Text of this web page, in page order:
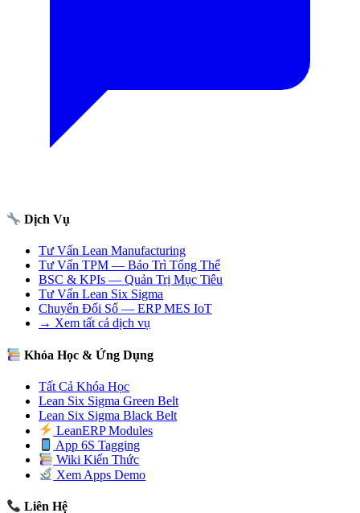
Dịch Vụ
Tư Vấn Lean Manufacturing
Tư Vấn TPM — Bảo Trì Tổng Thể
BSC & KPIs — Quản Trị Mục Tiêu
Tư Vấn Lean Six Sigma
Chuyển Đổi Số — ERP MES IoT
→ Xem tất cả dịch vụ
Khóa Học & Ứng Dụng
Tất Cả Khóa Học
Lean Six Sigma Green Belt
Lean Six Sigma Black Belt
LeanERP Modules
App 6S Tagging
Wiki Kiến Thức
Xem Apps Demo
Liên Hệ